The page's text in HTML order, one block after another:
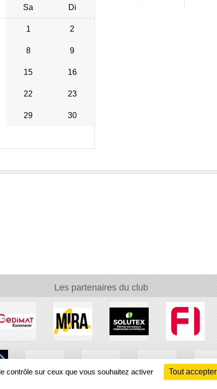
Sa Di
1 2
8 9
15 16
22 23
29 30
Les partenaires du club
contrôle sur ceux que vous souhaitez activer Tout accepter